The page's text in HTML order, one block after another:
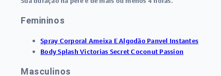
Femininos
Spray Corporal Ameixa E Algodão Panvel Instantes
Body Splash Victorias Secret Coconut Passion
Masculinos